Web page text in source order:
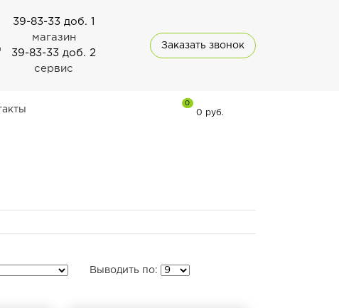
39-83-33 доб. 1
магазин
39-83-33 доб. 2
сервис
Заказать звонок
0
0 руб.
Выводить по: